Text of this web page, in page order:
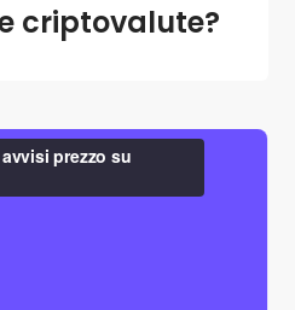
criptovalute?